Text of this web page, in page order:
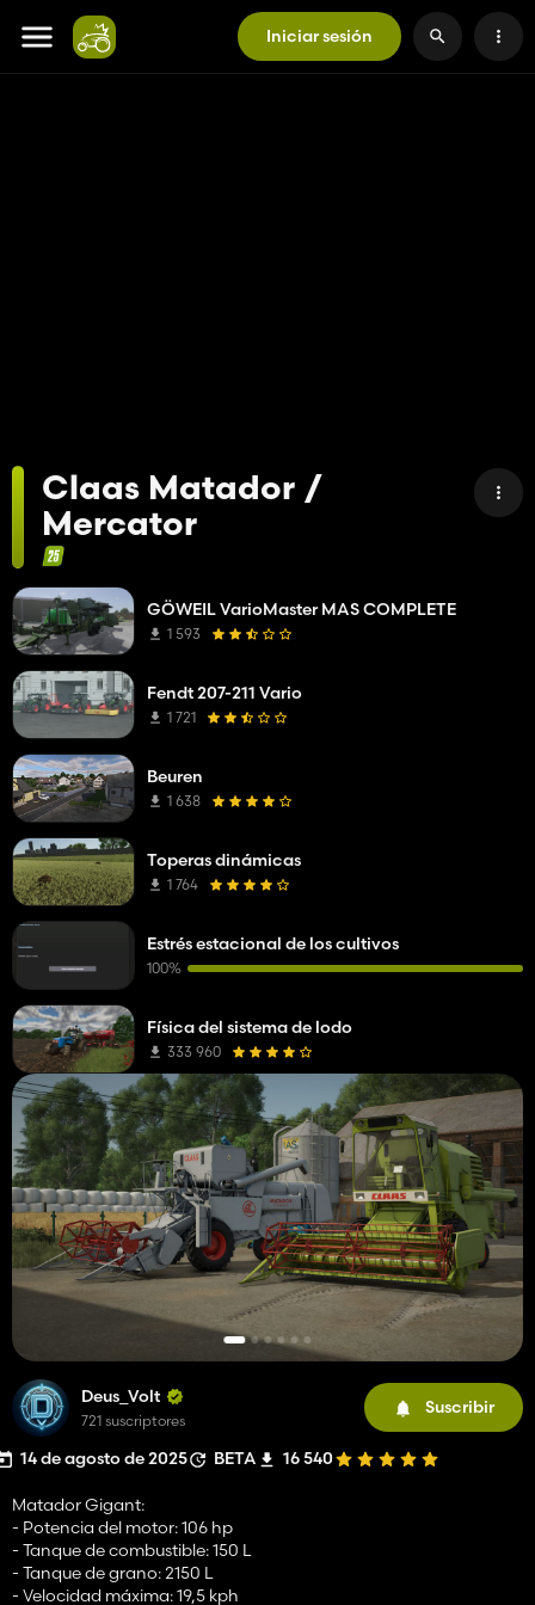
Iniciar sesión
Claas Matador /
Mercator
Deus_Volt
721 suscriptores
Suscribir
14 de agosto de 2025 BETA 16 540
Matador Gigant:
- Potencia del motor: 106 hp
- Tanque de combustible: 150 L
- Tanque de grano: 2150 L
- Velocidad máxima: 19,5 kph
GÖWEIL VarioMaster MAS COMPLETE
1 593
Fendt 207-211 Vario
1 721
Beuren
1 638
Toperas dinámicas
1 764
Estrés estacional de los cultivos
100%
Física del sistema de lodo
333 960